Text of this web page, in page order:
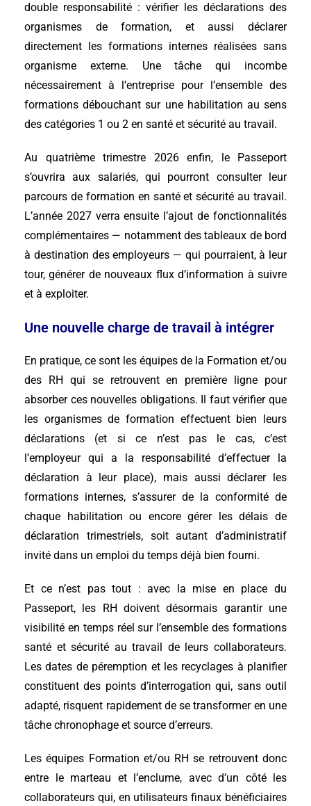
double responsabilité : vérifier les déclarations des
organismes de formation, et aussi déclarer
directement les formations internes réalisées sans
organisme externe. Une tâche qui incombe
nécessairement à l’entreprise pour l’ensemble des
formations débouchant sur une habilitation au sens
des catégories 1 ou 2 en santé et sécurité au travail.
Au quatrième trimestre 2026 enfin, le Passeport
s’ouvrira aux salariés, qui pourront consulter leur
parcours de formation en santé et sécurité au travail.
L’année 2027 verra ensuite l’ajout de fonctionnalités
complémentaires — notamment des tableaux de bord
à destination des employeurs — qui pourraient, à leur
tour, générer de nouveaux flux d’information à suivre
et à exploiter.
Une nouvelle charge de travail à intégrer
En pratique, ce sont les équipes de la Formation et/ou
des RH qui se retrouvent en première ligne pour
absorber ces nouvelles obligations. Il faut vérifier que
les organismes de formation effectuent bien leurs
déclarations (et si ce n’est pas le cas, c’est
l’employeur qui a la responsabilité d’effectuer la
déclaration à leur place), mais aussi déclarer les
formations internes, s’assurer de la conformité de
chaque habilitation ou encore gérer les délais de
déclaration trimestriels, soit autant d’administratif
invité dans un emploi du temps déjà bien fourni.
Et ce n’est pas tout : avec la mise en place du
Passeport, les RH doivent désormais garantir une
visibilité en temps réel sur l’ensemble des formations
santé et sécurité au travail de leurs collaborateurs.
Les dates de péremption et les recyclages à planifier
constituent des points d’interrogation qui, sans outil
adapté, risquent rapidement de se transformer en une
tâche chronophage et source d’erreurs.
Les équipes Formation et/ou RH se retrouvent donc
entre le marteau et l’enclume, avec d’un côté les
collaborateurs qui, en utilisateurs finaux bénéficiaires